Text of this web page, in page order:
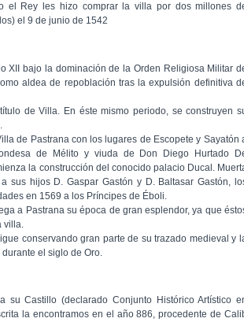
el Rey les hizo comprar la villa por dos millones
el 9 de junio de 1542
XII bajo la dominación de la Orden Religiosa Militar
aldea de repoblación tras la expulsión definitiva
de Villa. En éste mismo periodo, se construyen
de Pastrana con los lugares de Escopete y Sayatón
de Mélito y viuda de Don Diego Hurtado
la construcción del conocido palacio Ducal.
sus hijos D. Gaspar Gastón y D. Baltasar Gastón,
en 1569 a los Príncipes de Éboli.
a Pastrana su época de gran esplendor, ya que
conservando gran parte de su trazado medieval y
el siglo de Oro.
su Castillo (declarado Conjunto Histórico Artístico
la encontramos en el año 886, procedente de